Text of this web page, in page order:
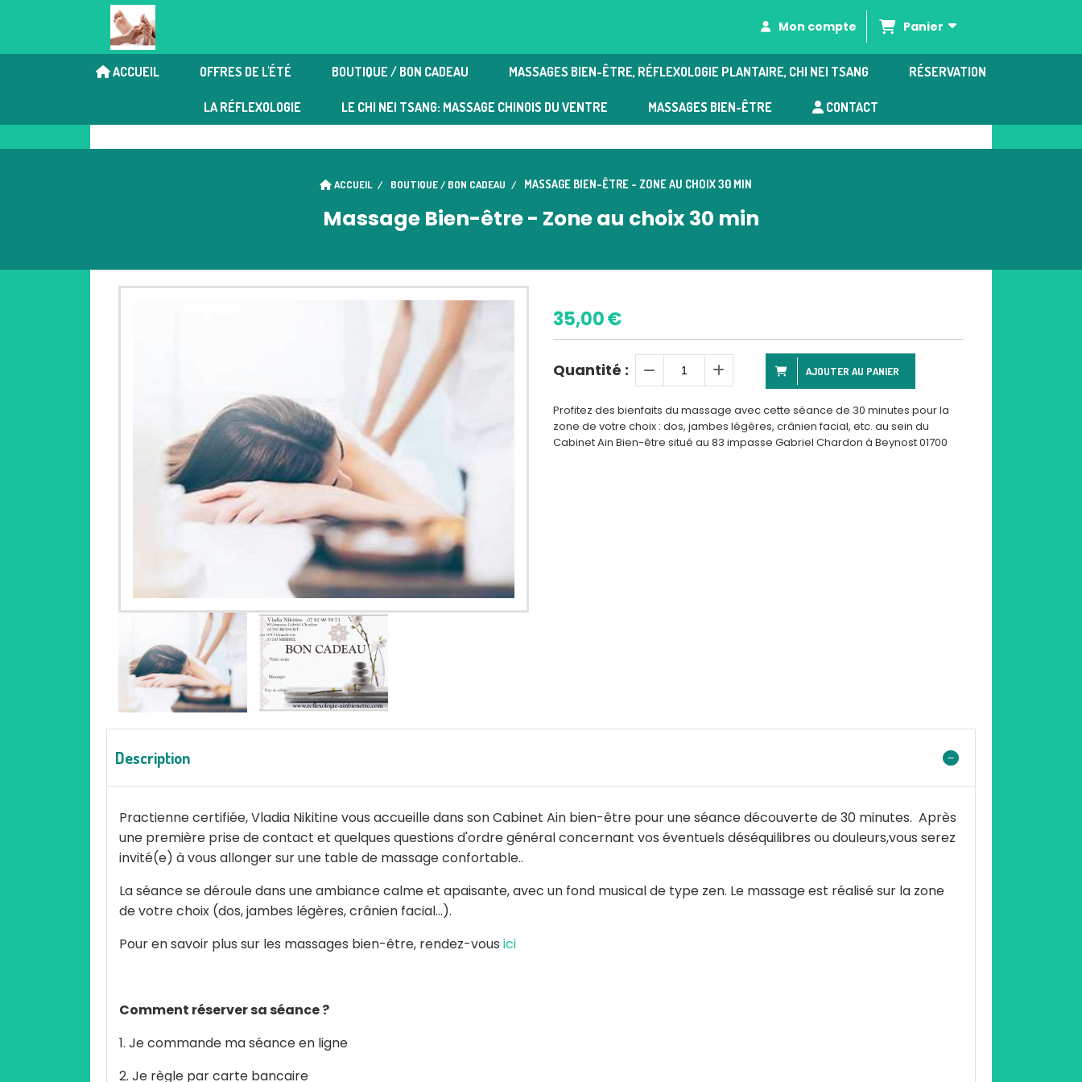
Chi Nei Tsang | Réflexologie plantaire | Massages bien-être
Mon compte Panier
ACCUEIL OFFRES DE L'ÉTÉ BOUTIQUE / BON CADEAU MASSAGES BIEN-ÊTRE, RÉFLEXOLOGIE PLANTAIRE, CHI NEI TSANG RÉSERVATION
LA RÉFLEXOLOGIE LE CHI NEI TSANG: MASSAGE CHINOIS DU VENTRE MASSAGES BIEN-ÊTRE CONTACT
ACCUEIL BOUTIQUE / BON CADEAU MASSAGE BIEN-ÊTRE - ZONE AU CHOIX 30 MIN
Massage Bien-être - Zone au choix 30 min
35,00€
Quantité : AJOUTER AU PANIER
Profitez des bienfaits du massage avec cette séance de 30 minutes pour la
zone de votre choix : dos, jambes légères, crânien facial, etc. au sein du
Cabinet Ain Bien-être situé au 83 impasse Gabriel Chardon à Beynost 01700
Description
Practienne certifiée, Vladia Nikitine vous accueille dans son Cabinet Ain bien-être pour une séance découverte de 30 minutes. Après
une première prise de contact et quelques questions d'ordre général concernant vos éventuels déséquilibres ou douleurs,vous serez
invité(e) à vous allonger sur une table de massage confortable..
La séance se déroule dans une ambiance calme et apaisante, avec un fond musical de type zen. Le massage est réalisé sur la zone
de votre choix (dos, jambes légères, crânien facial...).
Pour en savoir plus sur les massages bien-être, rendez-vous ici
Comment réserver sa séance ?
1. Je commande ma séance en ligne
2. Je règle par carte bancaire